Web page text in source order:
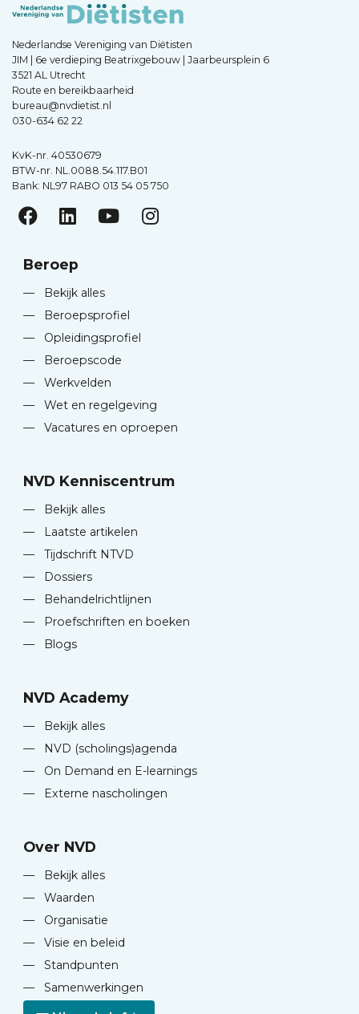
Nederlandse Vereniging van Diëtisten
JIM | 6e verdieping Beatrixgebouw | Jaarbeursplein 6
3521 AL Utrecht
Route en bereikbaarheid
bureau@nvdietist.nl
030-634 62 22
KvK-nr. 40530679
BTW-nr. NL.0088.54.117.B01
Bank: NL97 RABO 013 54 05 750
Beroep
—
Bekijk alles
—
Beroepsprofiel
—
Opleidingsprofiel
—
Beroepscode
—
Werkvelden
—
Wet en regelgeving
—
Vacatures en oproepen
NVD Kenniscentrum
—
Bekijk alles
—
Laatste artikelen
—
Tijdschrift NTVD
—
Dossiers
—
Behandelrichtlijnen
—
Proefschriften en boeken
—
Blogs
NVD Academy
—
Bekijk alles
—
NVD (scholings)agenda
—
On Demand en E-learnings
—
Externe nascholingen
Over NVD
—
Bekijk alles
—
Waarden
—
Organisatie
—
Visie en beleid
—
Standpunten
—
Samenwerkingen